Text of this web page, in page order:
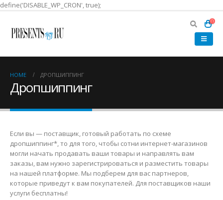
define('DISABLE_WP_CRON', true);
HOME ДРОПШИППИНГ
Дропшиппинг
Если вы — поставщик, готовый работать по схеме
дропшиппинг*, то для того, чтобы сотни интернет-магазинов
могли начать продавать ваши товары и направлять вам
заказы, вам нужно зарегистрироваться и разместить товары
на нашей платформе. Мы подберем для вас партнеров,
которые приведут к вам покупателей. Для поставщиков наши
услуги бесплатны!